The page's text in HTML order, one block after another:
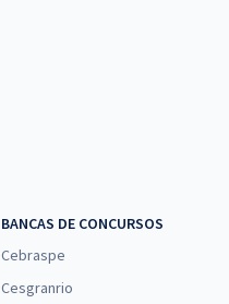
BANCAS DE CONCURSOS
Cebraspe
Cesgranrio